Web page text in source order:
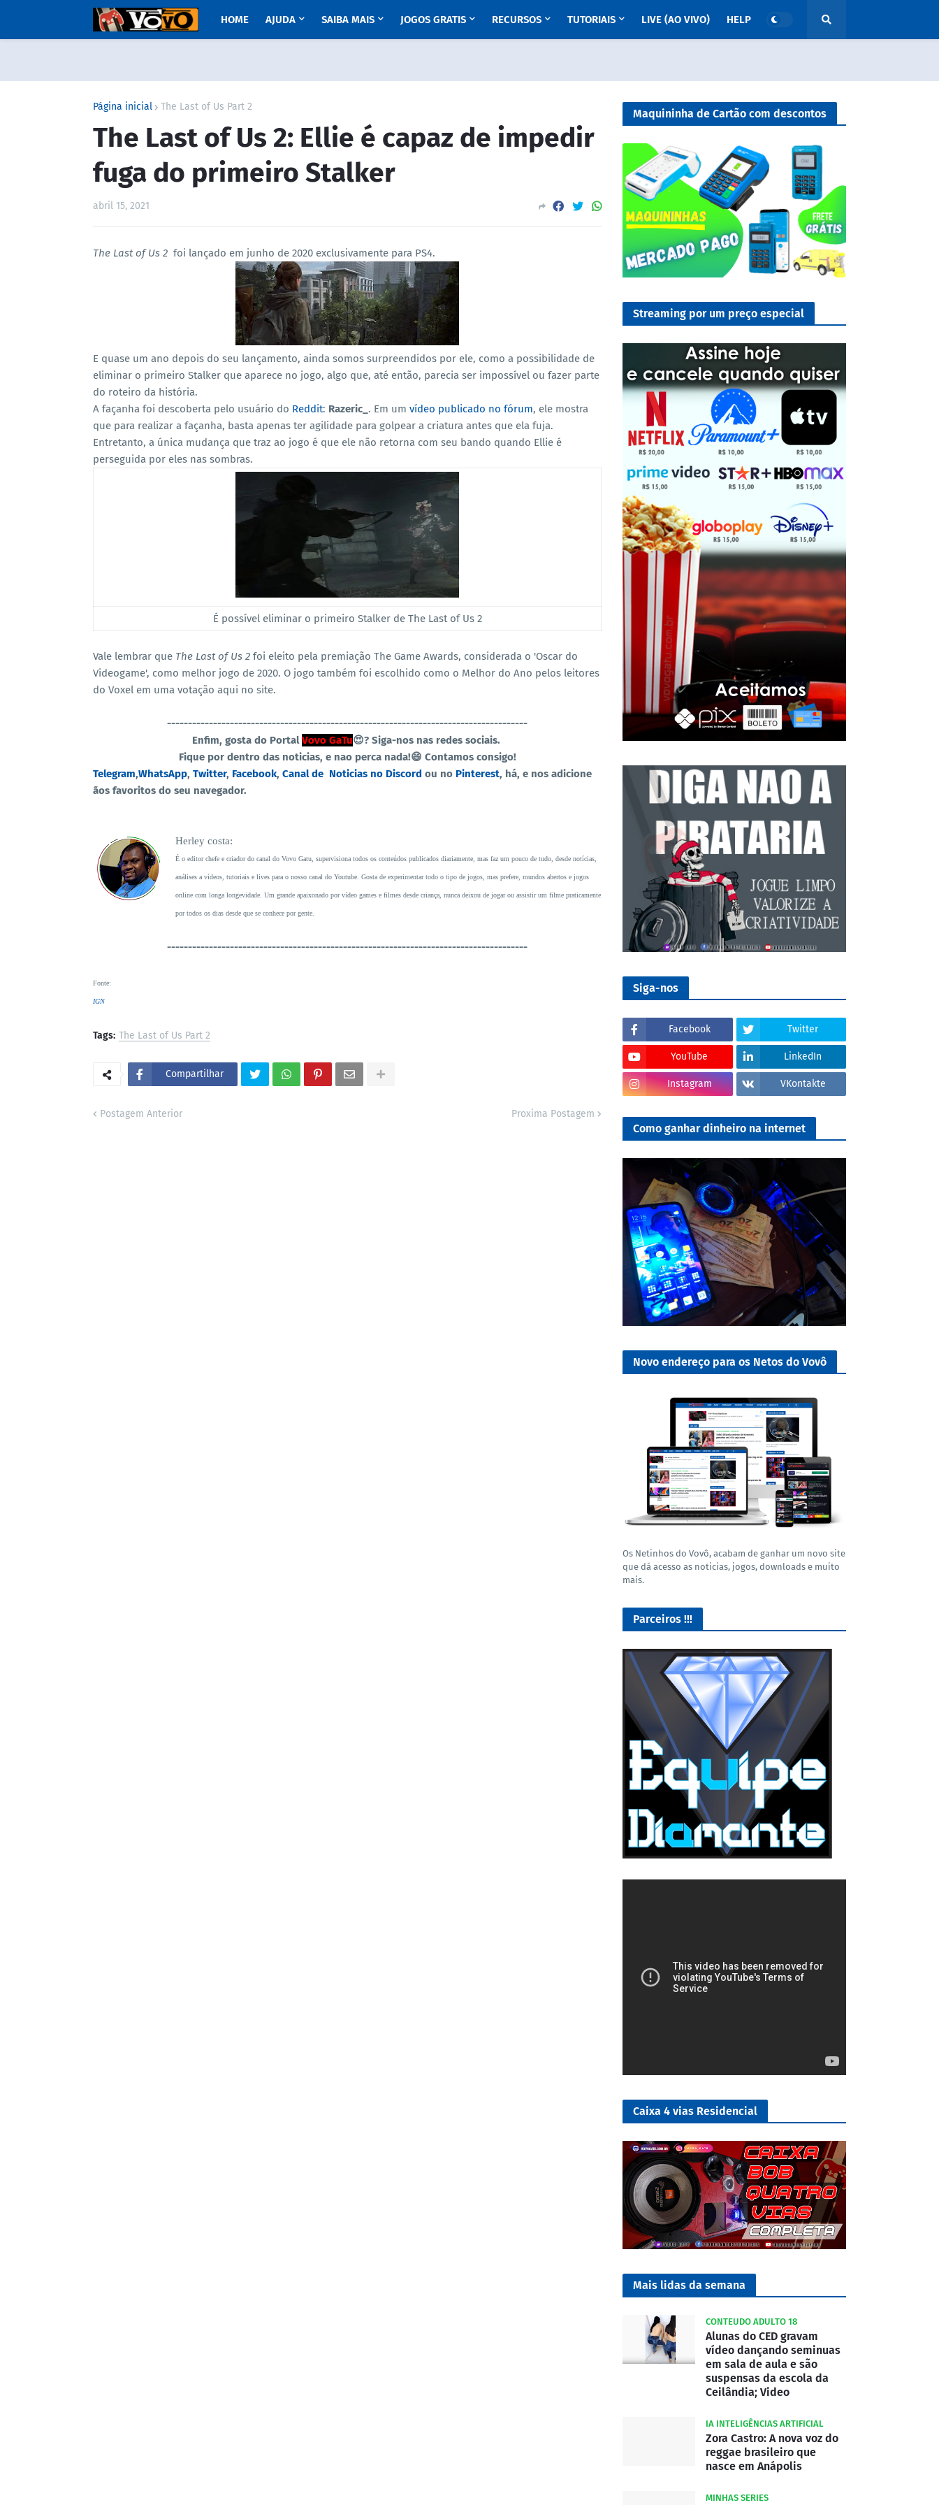
HOME AJUDA SAIBA MAIS JOGOS GRATIS RECURSOS TUTORIAIS LIVE (AO VIVO) HELP
Página inicial The Last of Us Part 2
The Last of Us 2: Ellie é capaz de impedir
fuga do primeiro Stalker
abril 15, 2021
The Last of Us 2 foi lançado em junho de 2020 exclusivamente para PS4.
E quase um ano depois do seu lançamento, ainda somos surpreendidos por ele, como a possibilidade de
eliminar o primeiro Stalker que aparece no jogo, algo que, até então, parecia ser impossível ou fazer parte
do roteiro da história.
A façanha foi descoberta pelo usuário do Reddit: Razeric_ . Em um vídeo publicado no fórum, ele mostra
que para realizar a façanha, basta apenas ter agilidade para golpear a criatura antes que ela fuja.
Entretanto, a única mudança que traz ao jogo é que ele não retorna com seu bando quando Ellie é
perseguida por eles nas sombras.
É possível eliminar o primeiro Stalker de The Last of Us 2
Vale lembrar que The Last of Us 2 foi eleito pela premiação The Game Awards, considerada o 'Oscar do
Videogame', como melhor jogo de 2020. O jogo também foi escolhido como o Melhor do Ano pelos leitores
do Voxel em uma votação aqui no site.
--------------------------------------------------------------------------------------
Enfim, gosta do PortalVovo GaTu😍? Siga-nos nas redes sociais.
Fique por dentro das noticias, e nao perca nada!😄 Contamos consigo!
Telegram,WhatsApp, Twitter, Facebook, Canal de Noticias no Discord ou no Pinterest, há, e nos adicione
ãos favoritos do seu navegador.
Herley costa:
É o editor chefe e criador do canal do Vovo Gatu, supervisiona todos os conteúdos publicados diariamente, mas faz um pouco de tudo, desde notícias,
análises a vídeos, tutoriais e lives para o nosso canal do Youtube. Gosta de experimentar todo o tipo de jogos, mas prefere, mundos abertos e jogos
online com longa longevidade. Um grande apaixonado por vídeo games e filmes desde criança, nunca deixou de jogar ou assistir um filme praticamente
por todos os dias desde que se conhece por gente.
--------------------------------------------------------------------------------------
Fonte:
IGN
Tags: The Last of Us Part 2
Compartilhar
Postagem Anterior Proxima Postagem
Maquininha de Cartão com descontos
Streaming por um preço especial
Siga-nos
Facebook Twitter
YouTube LinkedIn
Instagram VKontakte
Como ganhar dinheiro na internet
Novo endereço para os Netos do Vovô
Os Netinhos do Vovô, acabam de ganhar um novo site
que dá acesso as noticias, jogos, downloads e muito
mais.
Parceiros !!!
Caixa 4 vias Residencial
Mais lidas da semana
CONTEUDO ADULTO 18
Alunas do CED gravam
vídeo dançando seminuas
em sala de aula e são
suspensas da escola da
Ceilândia; Video
IA INTELIGÊNCIAS ARTIFICIAL
Zora Castro: A nova voz do
reggae brasileiro que
nasce em Anápolis
MINHAS SERIES